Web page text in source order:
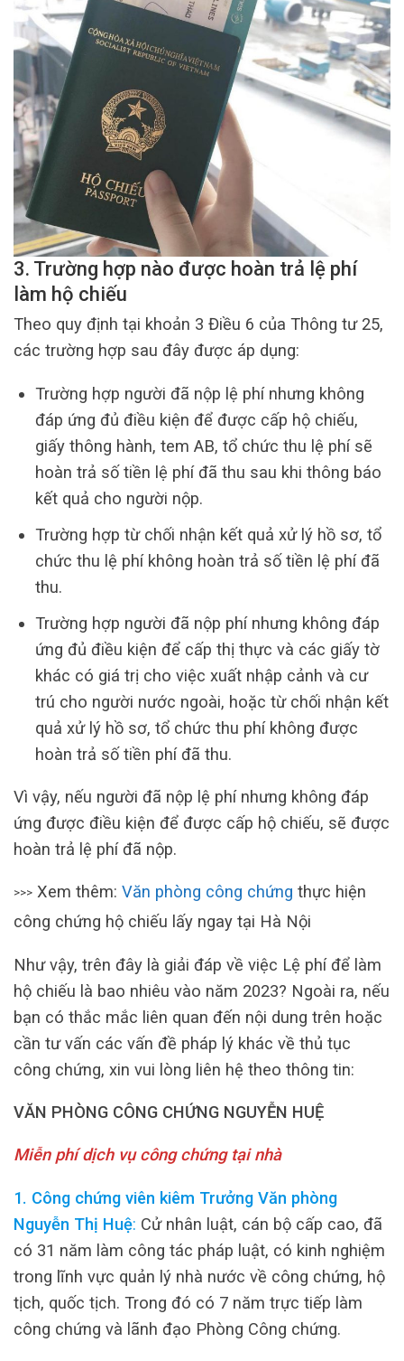
3. Trường hợp nào được hoàn trả lệ phí
làm hộ chiếu
Theo quy định tại khoản 3 Điều 6 của Thông tư 25,
các trường hợp sau đây được áp dụng:
Trường hợp người đã nộp lệ phí nhưng không
đáp ứng đủ điều kiện để được cấp hộ chiếu,
giấy thông hành, tem AB, tổ chức thu lệ phí sẽ
hoàn trả số tiền lệ phí đã thu sau khi thông báo
kết quả cho người nộp.
Trường hợp từ chối nhận kết quả xử lý hồ sơ, tổ
chức thu lệ phí không hoàn trả số tiền lệ phí đã
thu.
Trường hợp người đã nộp phí nhưng không đáp
ứng đủ điều kiện để cấp thị thực và các giấy tờ
khác có giá trị cho việc xuất nhập cảnh và cư
trú cho người nước ngoài, hoặc từ chối nhận kết
quả xử lý hồ sơ, tổ chức thu phí không được
hoàn trả số tiền phí đã thu.
Vì vậy, nếu người đã nộp lệ phí nhưng không đáp
ứng được điều kiện để được cấp hộ chiếu, sẽ được
hoàn trả lệ phí đã nộp.
>>> Xem thêm: Văn phòng công chứng thực hiện
công chứng hộ chiếu lấy ngay tại Hà Nội
Như vậy, trên đây là giải đáp về việc Lệ phí để làm
hộ chiếu là bao nhiêu vào năm 2023? Ngoài ra, nếu
bạn có thắc mắc liên quan đến nội dung trên hoặc
cần tư vấn các vấn đề pháp lý khác về thủ tục
công chứng, xin vui lòng liên hệ theo thông tin:
VĂN PHÒNG CÔNG CHỨNG NGUYỄN HUỆ
Miễn phí dịch vụ công chứng tại nhà
1. Công chứng viên kiêm Trưởng Văn phòng
Nguyễn Thị Huệ: Cử nhân luật, cán bộ cấp cao, đã
có 31 năm làm công tác pháp luật, có kinh nghiệm
trong lĩnh vực quản lý nhà nước về công chứng, hộ
tịch, quốc tịch. Trong đó có 7 năm trực tiếp làm
công chứng và lãnh đạo Phòng Công chứng.